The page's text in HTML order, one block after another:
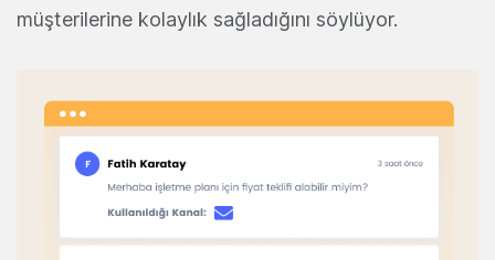
müşterilerine kolaylık sağladığını söylüyor.